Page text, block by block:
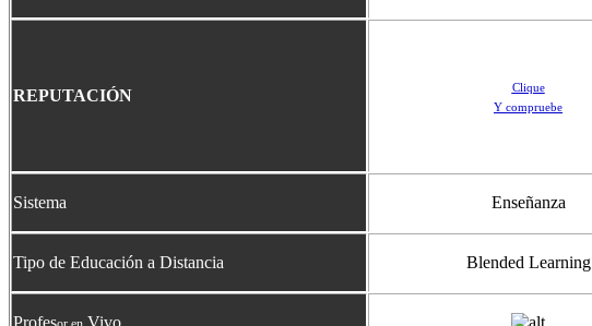
REPUTACIÓN
Clique
Y compruebe
Sistema Enseñanza
Tipo de Educación a Distancia Blended Learning